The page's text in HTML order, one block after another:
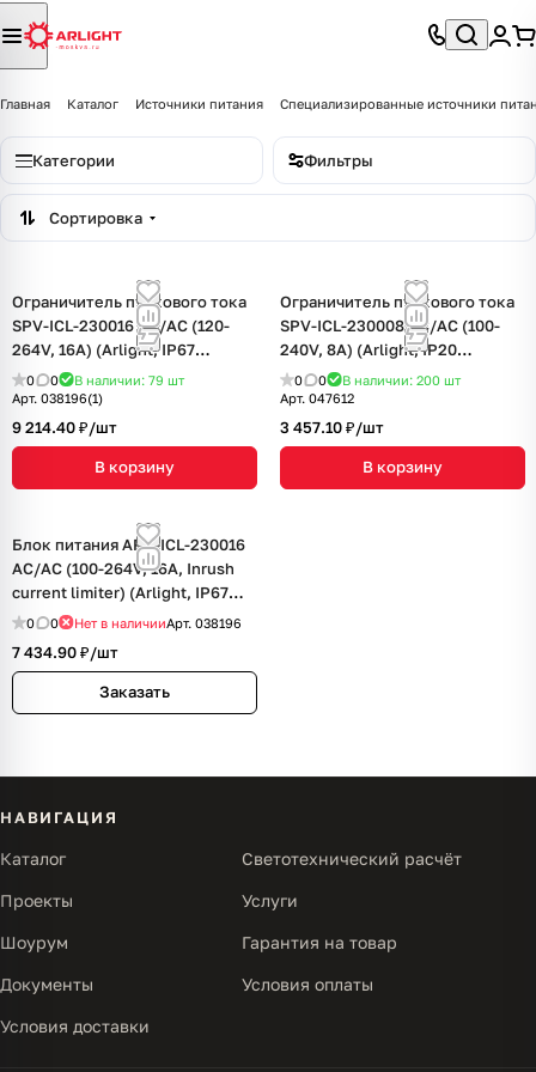
Главная Каталог Источники питания Специализированные источники
Категории Фильтры
Сортировка
Ограничитель пускового тока
SPV-ICL-230016 AC/AC (120-
264V, 16A) (Arlight, IP67
Металл, 5 лет)
0 0 В наличии: 79 шт
Арт. 038196(1)
9 214.40 ₽/шт
В корзину
Ограничитель пускового тока
SPV-ICL-230008 AC/AC (100-
240V, 8A) (Arlight, IP20
Пластик, 5 лет)
0 0 В наличии: 200 шт
Арт. 047612
3 457.10 ₽/шт
В корзину
Блок питания ARV-ICL-230016
AC/AC (100-264V, 16A, Inrush
current limiter) (Arlight, IP67
Металл, 5 лет)
0 0 Нет в наличииАрт. 038196
7 434.90 ₽/шт
Заказать
НАВИГАЦИЯ
Каталог Светотехнический расчёт
Проекты Услуги
Шоурум Гарантия на товар
Документы Условия оплаты
Условия доставки